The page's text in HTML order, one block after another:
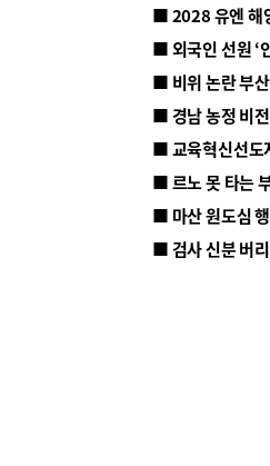
■ 2028 유엔 해
■ 외국인 선원 ‘
■ 비위 논란 부
■ 르노 못 타는
■ 마산 원도심